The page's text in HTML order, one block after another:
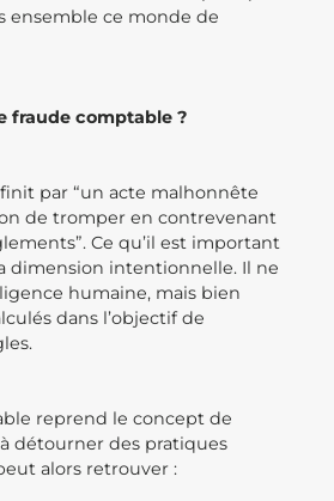
ensemble ce monde de
fraude comptable ?
par “un acte malhonnête
de tromper en contrevenant
Ce qu’il est important
dimension intentionnelle. Il ne
humaine, mais bien
dans l’objectif de
reprend le concept de
détourner des pratiques
alors retrouver :